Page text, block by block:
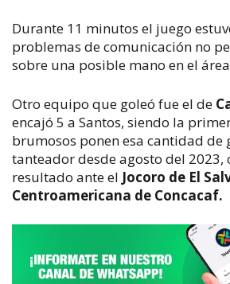
Durante 11 minutos el juego
problemas de comunicación no
sobre una posible mano en el
Otro equipo que goleó fue el de
encajó 5 a Santos, siendo la
brumosos ponen esa cantidad de
tanteador desde agosto del 2023,
resultado ante el Jocoro de El
Centroamericana de Concacaf.